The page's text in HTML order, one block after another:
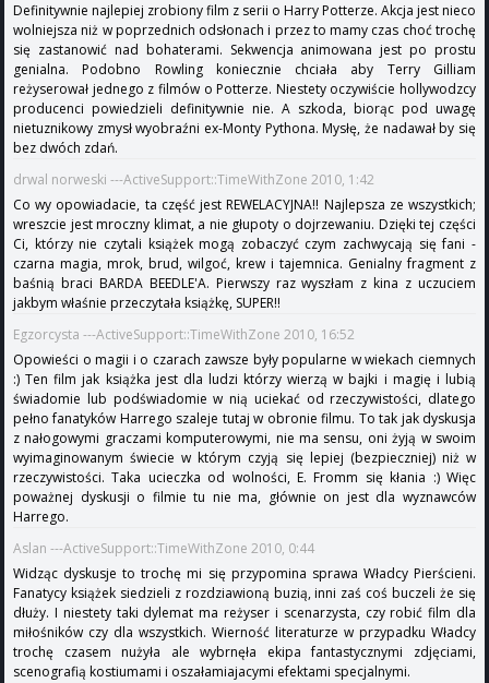
Definitywnie najlepiej zrobiony film z serii o Harry Potterze. Akcja jest nieco
wolniejsza niż w poprzednich odsłonach i przez to mamy czas choć trochę
się zastanowić nad bohaterami. Sekwencja animowana jest po prostu
genialna. Podobno Rowling koniecznie chciała aby Terry Gilliam
reżyserował jednego z filmów o Potterze. Niestety oczywiście hollywodzcy
producenci powiedzieli definitywnie nie. A szkoda, biorąc pod uwagę
nietuznikowy zmysł wyobraźni ex-Monty Pythona. Mysłę, że nadawał by się
bez dwóch zdań.
drwal norweski ---ActiveSupport::TimeWithZone 2010, 1:42
Co wy opowiadacie, ta część jest REWELACYJNA!! Najlepsza ze wszystkich;
wreszcie jest mroczny klimat, a nie głupoty o dojrzewaniu. Dzięki tej części
Ci, którzy nie czytali książek mogą zobaczyć czym zachwycają się fani -
czarna magia, mrok, brud, wilgoć, krew i tajemnica. Genialny fragment z
baśnią braci BARDA BEEDLE'A. Pierwszy raz wyszłam z kina z uczuciem
jakbym właśnie przeczytała książkę, SUPER!!
Egzorcysta ---ActiveSupport::TimeWithZone 2010, 16:52
Opowieści o magii i o czarach zawsze były popularne w wiekach ciemnych
:) Ten film jak książka jest dla ludzi którzy wierzą w bajki i magię i lubią
świadomie lub podświadomie w nią uciekać od rzeczywistości, dlatego
pełno fanatyków Harrego szaleje tutaj w obronie filmu. To tak jak dyskusja
z nałogowymi graczami komputerowymi, nie ma sensu, oni żyją w swoim
wyimaginowanym świecie w którym czyją się lepiej (bezpieczniej) niż w
rzeczywistości. Taka ucieczka od wolności, E. Fromm się kłania :) Więc
poważnej dyskusji o filmie tu nie ma, głównie on jest dla wyznawców
Harrego.
Aslan ---ActiveSupport::TimeWithZone 2010, 0:44
Widząc dyskusje to trochę mi się przypomina sprawa Władcy Pierścieni.
Fanatycy książek siedzieli z rozdziawioną buzią, inni zaś coś buczeli że się
dłuży. I niestety taki dylemat ma reżyser i scenarzysta, czy robić film dla
miłośników czy dla wszystkich. Wierność literaturze w przypadku Władcy
trochę czasem nużyła ale wybrnęła ekipa fantastycznymi zdjęciami,
scenografią kostiumami i oszałamiajacymi efektami specjalnymi.